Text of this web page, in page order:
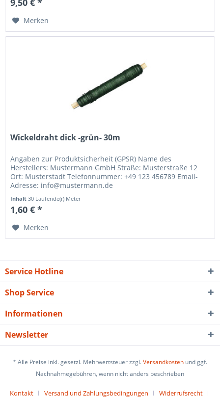
9,50 € *
Merken
Wickeldraht dick -grün- 30m
Angaben zur Produktsicherheit (GPSR) Name des
Herstellers: Mustermann GmbH Straße: Musterstraße 12
Ort: Musterstadt Telefonnummer: +49 123 456789 Email-
Adresse: info@mustermann.de
Inhalt 30 Laufende(r) Meter
1,60 € *
Merken
Service Hotline
Shop Service
Informationen
Newsletter
* Alle Preise inkl. gesetzl. Mehrwertsteuer zzgl.Versandkosten und ggf.
Nachnahmegebühren, wenn nicht anders beschrieben
Kontakt Versand und Zahlungsbedingungen Widerrufsrecht